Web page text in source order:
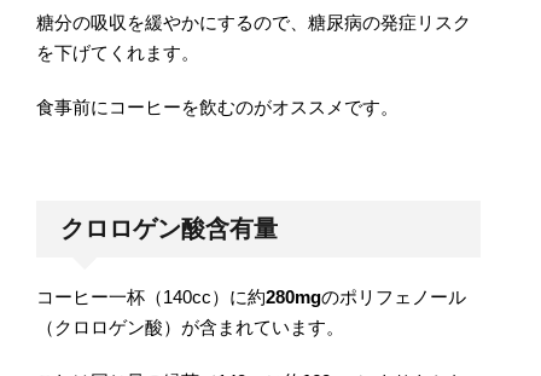
糖分の吸収を緩やかにするので、糖尿病の発症リスク
を下げてくれます。
食事前にコーヒーを飲むのがオススメです。
クロロゲン酸含有量
コーヒー一杯（140cc）に約280mgのポリフェノール
（クロロゲン酸）が含まれています。